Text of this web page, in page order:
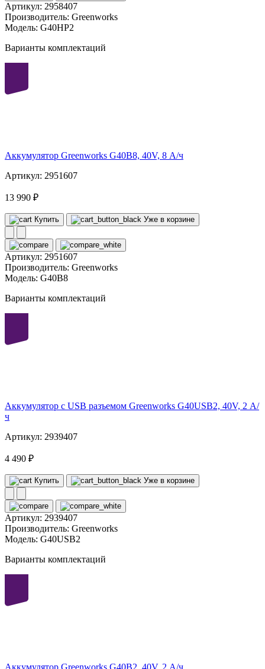
Артикул: 2958407
Производитель: Greenworks
Модель: G40HP2
Варианты комплектаций
Аккумулятор Greenworks G40B8, 40V, 8 А/ч
Артикул: 2951607
13 990 ₽
Купить Уже в корзине
Артикул: 2951607
Производитель: Greenworks
Модель: G40B8
Варианты комплектаций
Аккумулятор с USB разъемом Greenworks G40USB2, 40V, 2 А/
ч
Артикул: 2939407
4 490 ₽
Купить Уже в корзине
Артикул: 2939407
Производитель: Greenworks
Модель: G40USB2
Варианты комплектаций
Аккумулятор Greenworks G40B2, 40V, 2 А/ч